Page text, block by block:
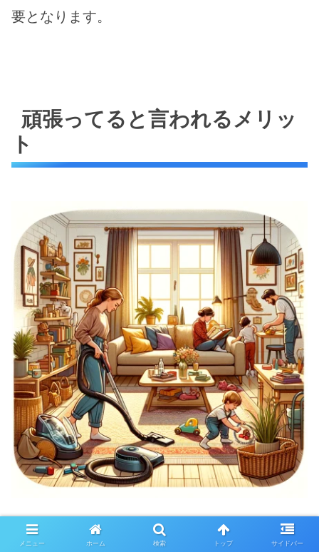
要となります。
頑張ってると言われるメリッ
ト
「頑張ってると言われるメリット」につい
メニュー ホーム 検索 トップ サイドバー